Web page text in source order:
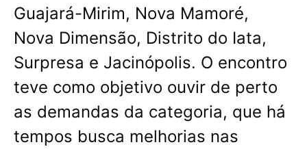
Guajará-Mirim, Nova Mamoré,
Nova Dimensão, Distrito do Iata,
Surpresa e Jacinópolis. O encontro
teve como objetivo ouvir de perto
as demandas da categoria, que há
tempos busca melhorias nas